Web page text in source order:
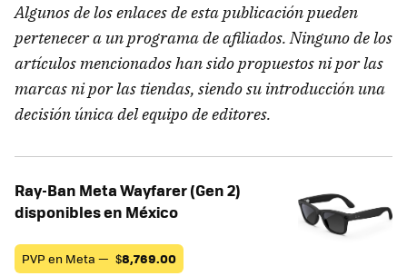
Algunos de los enlaces de esta publicación pueden
pertenecer a un programa de afiliados. Ninguno de los
artículos mencionados han sido propuestos ni por las
marcas ni por las tiendas, siendo su introducción una
decisión única del equipo de editores.
Ray-Ban Meta Wayfarer (Gen 2)
disponibles en México
PVP en Meta — $8,769.00